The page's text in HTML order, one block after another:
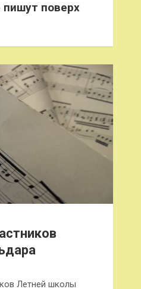
поверх
Летней школы